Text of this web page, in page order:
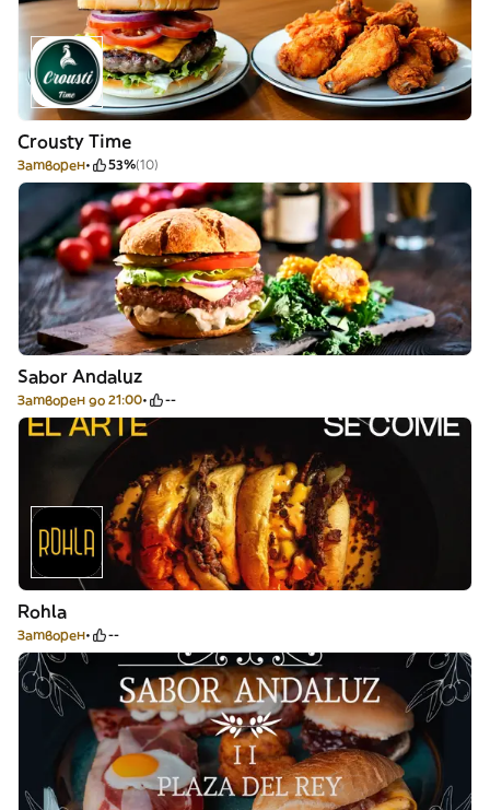
Crousty Time
Затворен 53%(10)
Sabor Andaluz
Затворен до 21:00 --
Rohla
Затворен --